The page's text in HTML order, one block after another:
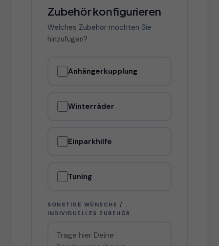
Zubehör konfigurieren
Welches Zubehör möchten Sie
hinzufügen?
Anhängerkupplung
Winterräder
Einparkhilfe
Tuning
SONSTIGE WÜNSCHE /
INDIVIDUELLES ZUBEHÖR